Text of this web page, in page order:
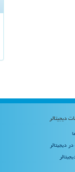
دیجیتالر
دیجیتالر